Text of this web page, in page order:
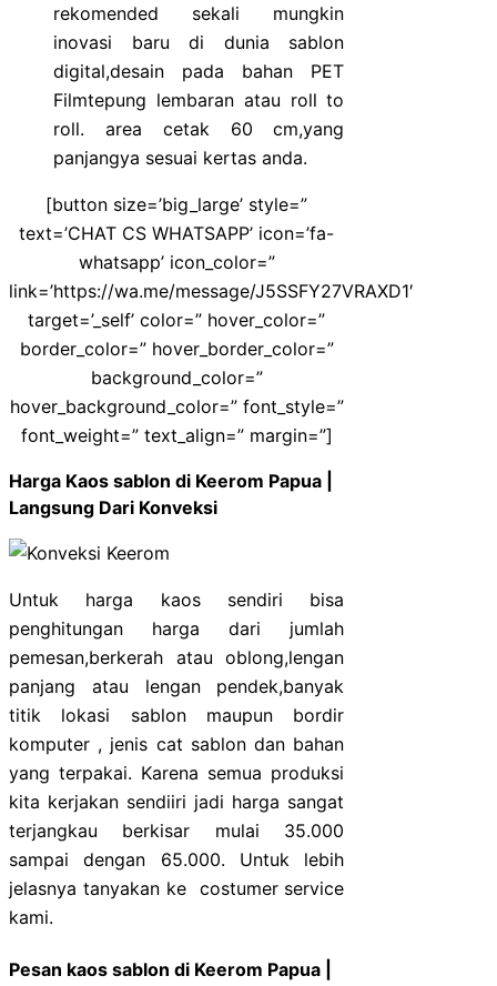
rekomended sekali mungkin
inovasi baru di dunia sablon
digital,desain pada bahan PET
Filmtepung lembaran atau roll to
roll. area cetak 60 cm,yang
panjangya sesuai kertas anda.
[button size=’big_large’ style=”
text=’CHAT CS WHATSAPP’ icon=’fa-
whatsapp’ icon_color=”
link=’https://wa.me/message/J5SSFY27VRAXD1′
target=’_self’ color=” hover_color=”
border_color=” hover_border_color=”
background_color=”
hover_background_color=” font_style=”
font_weight=” text_align=” margin=”]
Harga Kaos sablon di Keerom Papua |
Langsung Dari Konveksi
Untuk harga kaos sendiri bisa
penghitungan harga dari jumlah
pemesan,berkerah atau oblong,lengan
panjang atau lengan pendek,banyak
titik lokasi sablon maupun bordir
komputer , jenis cat sablon dan bahan
yang terpakai. Karena semua produksi
kita kerjakan sendiiri jadi harga sangat
terjangkau berkisar mulai 35.000
sampai dengan 65.000. Untuk lebih
jelasnya tanyakan ke costumer service
kami.
Pesan kaos sablon di Keerom Papua |